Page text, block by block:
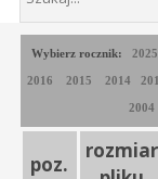
Wybierz rocznik: 2025
2016 2015 2014
2004
poz.
rozmiar